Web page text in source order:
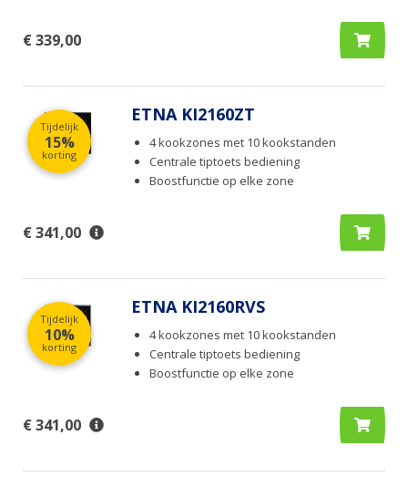
€ 339,00
Tijdelijk
15%
korting
ETNA KI2160ZT
4 kookzones met 10 kookstanden
Centrale tiptoets bediening
Boostfunctie op elke zone
€ 341,00
Tijdelijk
10%
korting
ETNA KI2160RVS
4 kookzones met 10 kookstanden
Centrale tiptoets bediening
Boostfunctie op elke zone
€ 341,00